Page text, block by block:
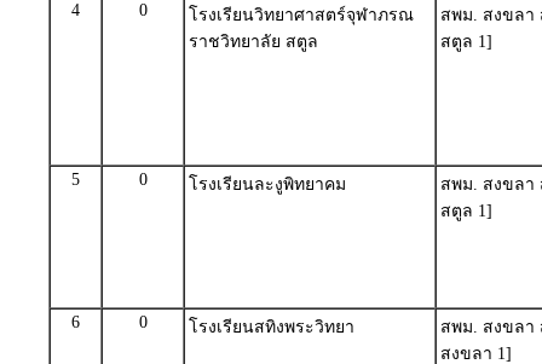
4 0
โรงเรียนวิทยาศาสตร์จุฬาภรณ
ราชวิทยาลัย สตูล
สพม. สงขลา
สตูล 1]
5 0 โรงเรียนละงูพิทยาคม
สพม. สงขลา
สตูล 1]
6 0 โรงเรียนสทิงพระวิทยา
สพม. สงขลา
สงขลา 1]